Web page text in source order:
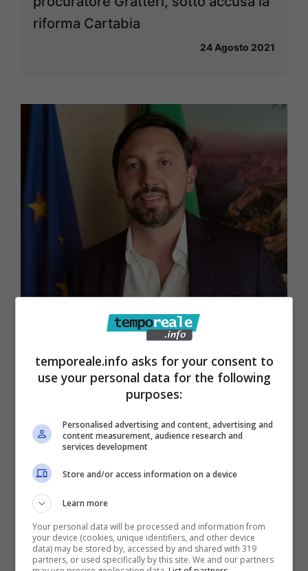
riforma Cartabia
24 Agosto 2021
Latina / Florovivaismo, Trano:
“Occorre un fondo straordinario,
riforma non basta”
15 Luglio 2020
temporeale.info asks for your consent to
use your personal data for the following
purposes:
Personalised advertising and content, advertising and
content measurement, audience research and
services development
Store and/or access information on a device
Learn more
Your personal data will be processed and information from
your device (cookies, unique identifiers, and other device
data) may be stored by, accessed by and shared with 319
partners, or used specifically by this site. We and our partners